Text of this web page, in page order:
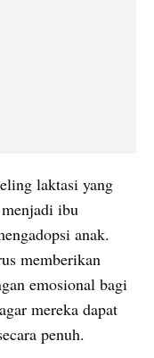
laktasi yang
ibu
anak.
memberikan
emosional bagi
mereka dapat
penuh.